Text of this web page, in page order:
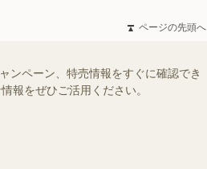
ページの先頭へ
ンペーン、特売情報をすぐに確認でき
報をぜひご活用ください。